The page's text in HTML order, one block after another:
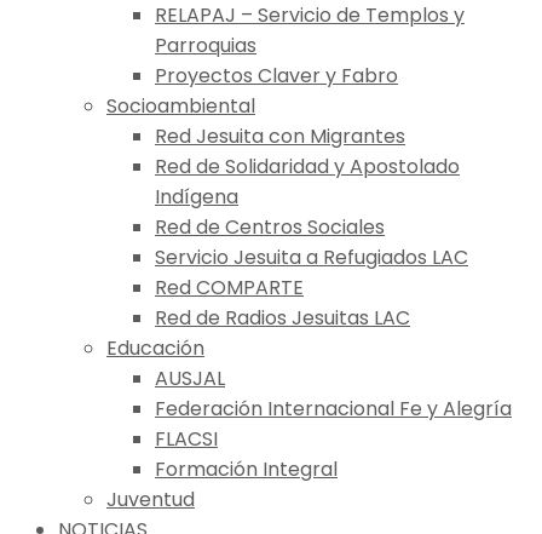
RELAPAJ – Servicio de Templos y
Parroquias
Proyectos Claver y Fabro
Socioambiental
Red Jesuita con Migrantes
Red de Solidaridad y Apostolado
Indígena
Red de Centros Sociales
Servicio Jesuita a Refugiados LAC
Red COMPARTE
Red de Radios Jesuitas LAC
Educación
AUSJAL
Federación Internacional Fe y Alegría
FLACSI
Formación Integral
Juventud